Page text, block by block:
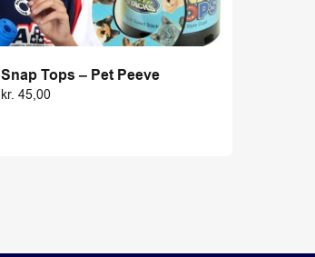
Snap Tops – Pet Peeve
kr. 45,00